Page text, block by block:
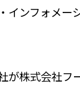
インフォメー
が株式会社フ